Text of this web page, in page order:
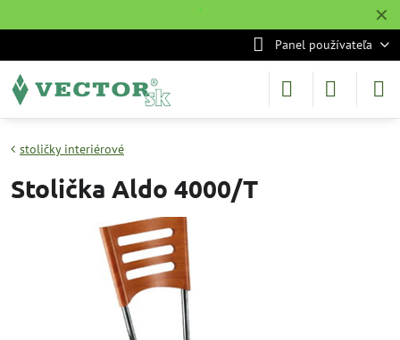
✕
˙
Panel používateľa
stoličky interiérové
Stolička Aldo 4000/T